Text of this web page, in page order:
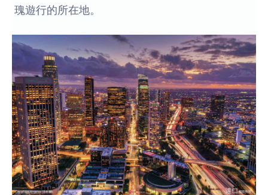
瑰遊行的所在地。